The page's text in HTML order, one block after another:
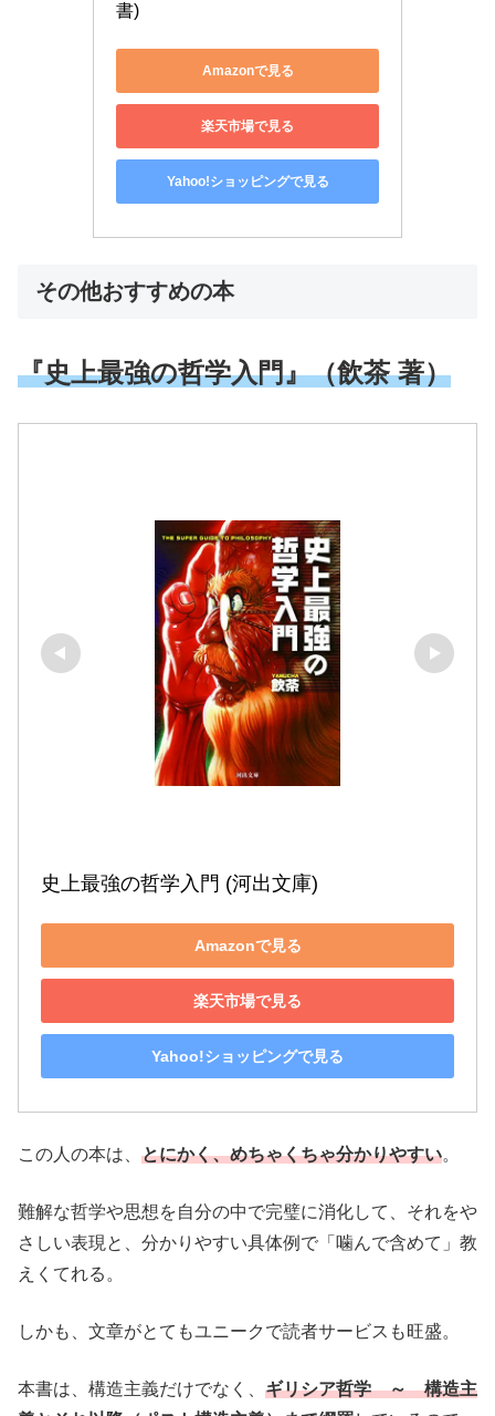
書)
Amazonで見る
楽天市場で見る
Yahoo!ショッピングで見る
その他おすすめの本
『史上最強の哲学入門』（飲茶 著）
史上最強の哲学入門 (河出文庫)
Amazonで見る
楽天市場で見る
Yahoo!ショッピングで見る
この人の本は、 とにかく、めちゃくちゃ分かりやすい。
難解な哲学や思想を自分の中で完璧に消化して、それをや
さしい表現と、分かりやすい具体例で「噛んで含めて」教
えくてれる。
しかも、文章がとてもユニークで読者サービスも旺盛。
本書は、構造主義だけでなく、 ギリシア哲学 ～ 構造主